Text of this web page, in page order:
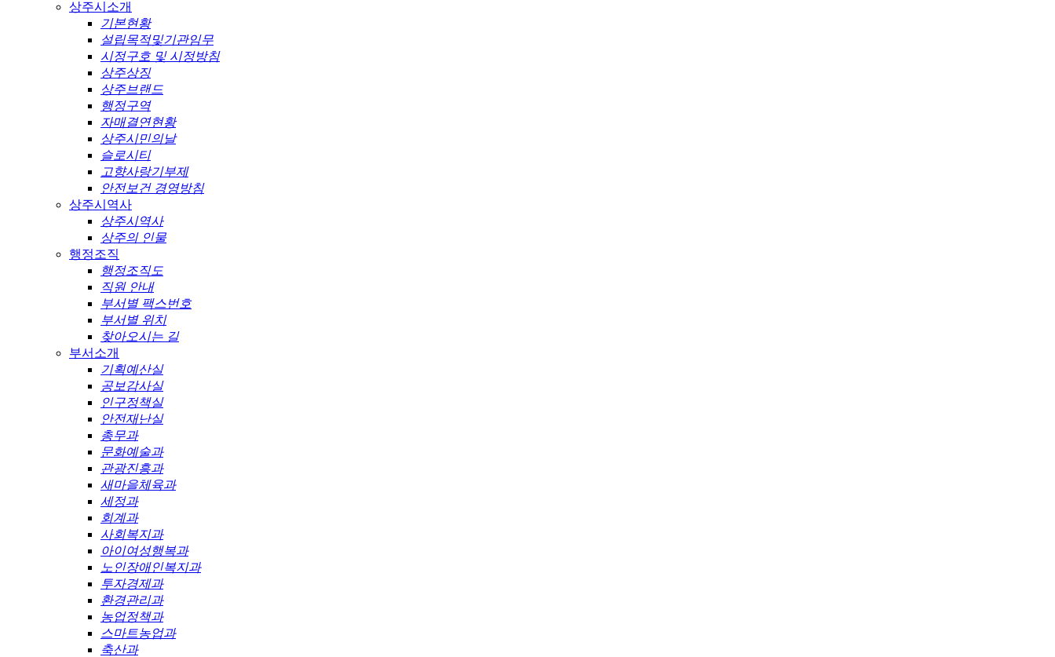
상주시소개
기본현황
설립목적및기관임무
시정구호 및 시정방침
상주상징
상주브랜드
행정구역
자매결연현황
상주시민의날
슬로시티
고향사랑기부제
안전보건 경영방침
상주시역사
상주시역사
상주의 인물
행정조직
행정조직도
직원 안내
부서별 팩스번호
부서별 위치
찾아오시는 길
부서소개
기획예산실
공보감사실
인구정책실
안전재난실
총무과
문화예술과
관광진흥과
새마을체육과
세정과
회계과
사회복지과
아이여성행복과
노인장애인복지과
투자경제과
환경관리과
농업정책과
스마트농업과
축산과